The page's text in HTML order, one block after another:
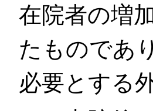
在院者の増
たものであ
必要とする